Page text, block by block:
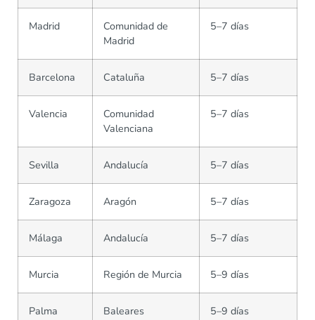
Madrid
Comunidad de
Madrid
5–7 días
Barcelona Cataluña 5–7 días
Valencia
Comunidad
Valenciana
5–7 días
Sevilla Andalucía 5–7 días
Zaragoza Aragón 5–7 días
Málaga Andalucía 5–7 días
Murcia Región de Murcia 5–9 días
Palma Baleares 5–9 días